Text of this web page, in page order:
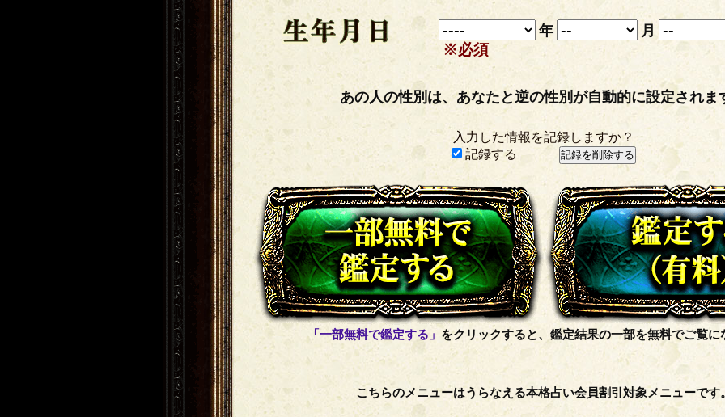
生年月日 年
月
※必須
あの人の性別は、あなたと逆の性別が自動的に設定されま
入力した情報を記録しますか？
記録する
「一部無料で鑑定する」 をクリックすると、鑑定結果の一部を無料でご覧に
こちらのメニューはうらなえる本格占い会員割引対象メニューです